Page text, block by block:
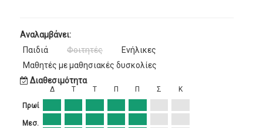
Αναλαμβάνει:
Παιδιά
Φοιτητές
Ενήλικες
Μαθητές με μαθησιακές δυσκολίες
Διαθεσιμότητα
Πρωί
Μεσ.
Δ Τ Τ Π Π Σ Κ